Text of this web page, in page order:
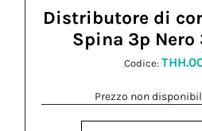
Distributore di
Spina 3p Nero
Codice:
Prezzo non